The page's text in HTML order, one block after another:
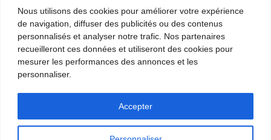
Nous utilisons des cookies pour améliorer votre expérience
de navigation, diffuser des publicités ou des contenus
personnalisés et analyser notre trafic. Nos partenaires
recueilleront ces données et utiliseront des cookies pour
mesurer les performances des annonces et les
personnaliser.
Accepter
et de tendances. Notre équipe de journalistes vous
propose quotidiennement de suivre l'actualité en
France et à l'international.
Contactez-nous:contact@axonpost.com